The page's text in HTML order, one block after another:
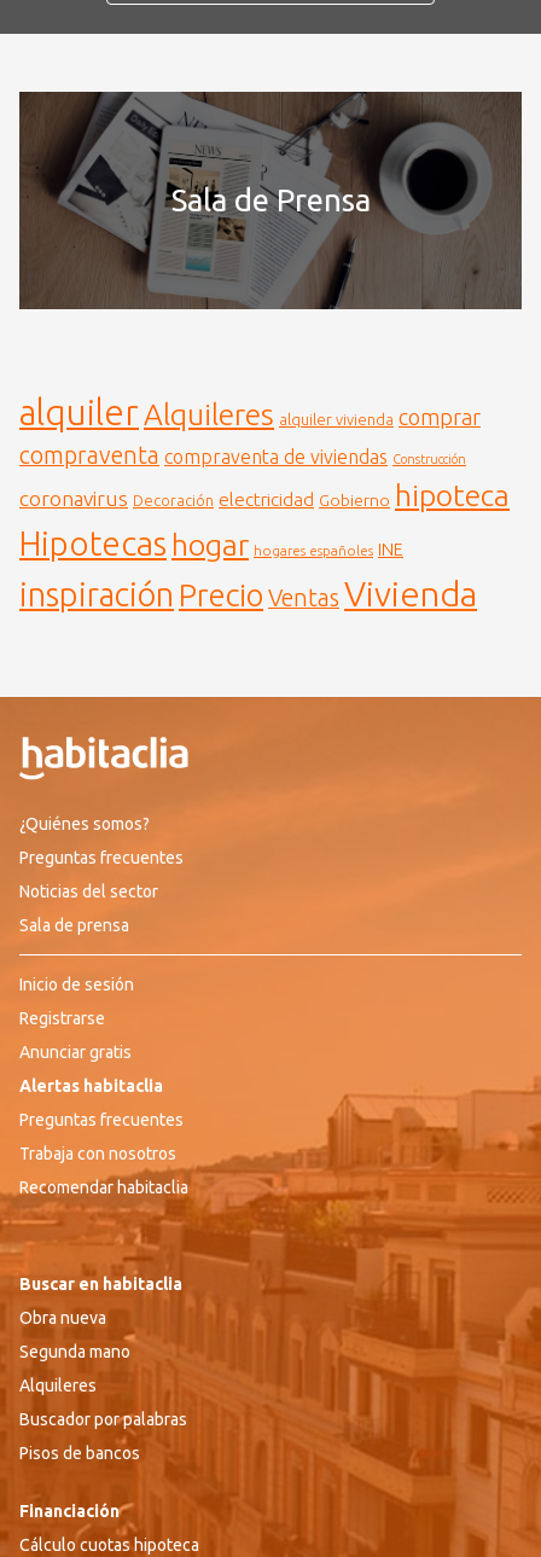
Sala de Prensa
alquilerAlquileres alquiler vivienda comprar
compraventa compraventa de viviendas Construcción
coronavirus Decoración electricidad Gobierno hipoteca
Hipotecas hogar hogares españoles INE
inspiración Precio Ventas Vivienda
¿Quiénes somos?
Preguntas frecuentes
Noticias del sector
Sala de prensa
Inicio de sesión
Registrarse
Anunciar gratis
Alertas habitaclia
Preguntas frecuentes
Trabaja con nosotros
Recomendar habitaclia
Buscar en habitaclia
Obra nueva
Segunda mano
Alquileres
Buscador por palabras
Pisos de bancos
Financiación
Cálculo cuotas hipoteca